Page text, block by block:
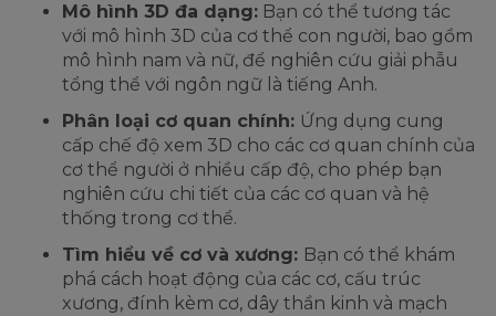
Mô hình 3D đa dạng: Bạn có thể tương tác
với mô hình 3D của cơ thể con người, bao gồm
mô hình nam và nữ, để nghiên cứu giải phẫu
tổng thể với ngôn ngữ là tiếng Anh.
Phân loại cơ quan chính: Ứng dụng cung
cấp chế độ xem 3D cho các cơ quan chính của
cơ thể người ở nhiều cấp độ, cho phép bạn
nghiên cứu chi tiết của các cơ quan và hệ
thống trong cơ thể.
Tìm hiểu về cơ và xương: Bạn có thể khám
phá cách hoạt động của các cơ, cấu trúc
xương, đính kèm cơ, dây thần kinh và mạch